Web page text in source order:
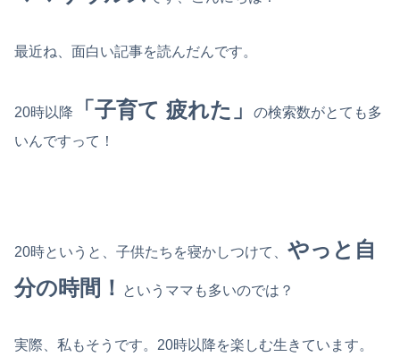
最近ね、面白い記事を読んだんです。
20時以降 「子育て 疲れた」
の検索数がとても多
いんですって！
20時というと、子供たちを寝かしつけて、 やっと自
分の時間！
というママも多いのでは？
実際、私もそうです。20時以降を楽しむ生きています。